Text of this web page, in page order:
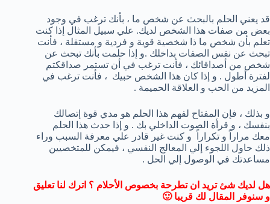
قد يعني الحلم بالبحث عن شخص ما ، بأنك ترغب في وجود
بعض من صفات هذا الشخص لديك. علي سبيل المثال إذا كنت
تعلم بأن شخص ما ذا شخصية قوية و فردية و مستقلة ، فأنت
تبحث عن نفس الصفات بداخلك .و إذا حلمت بأنك تبحث عن
شخص من أصداقائك ، فأنت ترغب في أن تستمر صداقكتم
لفترة أطول . و إذا كان هذا الشخص حبيك ، فأنت ترغب في
المزيد من الحب و العلاقة الحميمة .
و بذلك ، فإن المفتاح لفهم هذا الحلم هو مدي قوة إتصالك
بنفسك ، و قرأة الصوت الداخلي بك . و إذا حدث هذا الحلم
معك مراراً و تكراراً و كنت غير قادر علي معرفة السبب وراء
ذلك حاول اللجوء إلي المعالج النفسي ، فيمكن للمتخصيين
مساعدتك في الوصول إلي الحل .
هل لديك شئ تريد ان تطرحة بخصوص الأحلام ؟ اترك لنا تعليق
و سنوفر المقال لك قريبا 🙂